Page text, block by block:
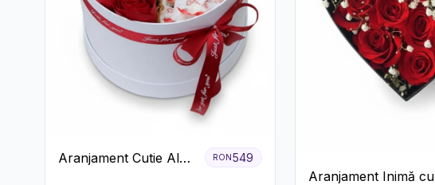
Aranjament Cutie Albă
RON 549
Aranjament Inimă cu